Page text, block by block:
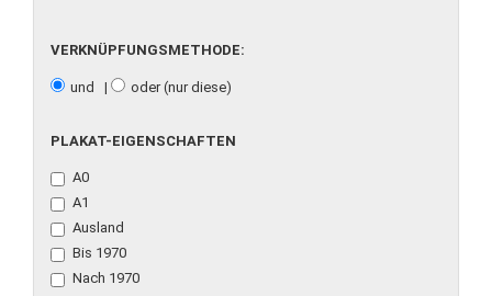
VERKNÜPFUNGSMETHODE:
und | oder (nur diese)
PLAKAT-EIGENSCHAFTEN
A0
A1
Ausland
Bis 1970
Nach 1970